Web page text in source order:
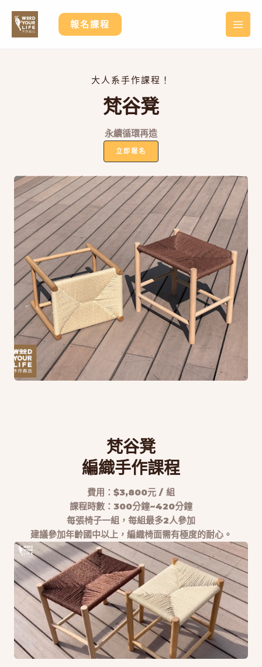
報名課程
大人系手作課程！
梵谷凳
永續循環再造
立即報名
梵谷凳
編織手作課程
費用：$3,800元 / 組
課程時數：300分鐘~420分鐘
每張椅子一組，每組最多2人參加
建議參加年齡國中以上，編織椅面需有極度的耐心。